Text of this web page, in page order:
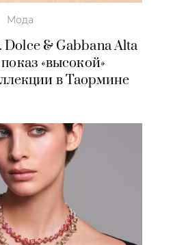
Мода
& Gabbana Alta
«высокой»
в Таормине